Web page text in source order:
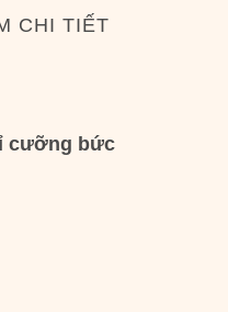
CHI TIẾT
cưỡng bức